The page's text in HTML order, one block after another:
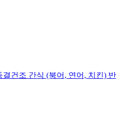
건조 간식 (북어, 연어, 치킨) 반